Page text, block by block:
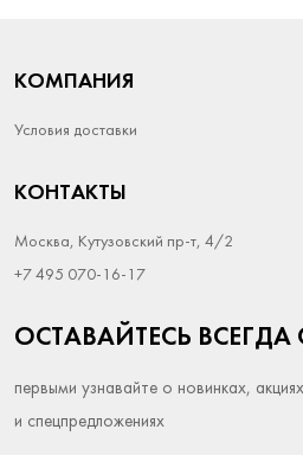
КОМПАНИЯ
Условия доставки
КОНТАКТЫ
Москва, Кутузовский пр-т, 4/2
+7 495 070-16-17
ОСТАВАЙТЕСЬ ВСЕГДА
первыми узнавайте о новинках, акциях
и спецпредложениях